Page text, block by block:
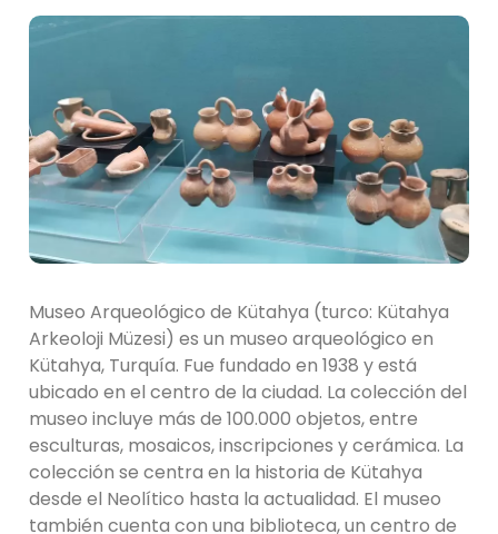
Museo Arqueológico de Kütahya (turco: Kütahya
Arkeoloji Müzesi) es un museo arqueológico en
Kütahya, Turquía. Fue fundado en 1938 y está
ubicado en el centro de la ciudad. La colección del
museo incluye más de 100.000 objetos, entre
esculturas, mosaicos, inscripciones y cerámica. La
colección se centra en la historia de Kütahya
desde el Neolítico hasta la actualidad. El museo
también cuenta con una biblioteca, un centro de